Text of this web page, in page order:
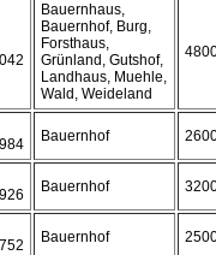
Bauernhaus,
Bauernhof, Burg,
Forsthaus,
Grünland, Gutshof,
Landhaus, Muehle,
Wald, Weideland
Bauernhof
Bauernhof
Bauernhof